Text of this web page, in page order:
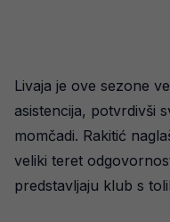
Livaja je ove sezone
asistencija, potvrdivši
momčadi. Rakitić
veliki teret
predstavljaju klub s